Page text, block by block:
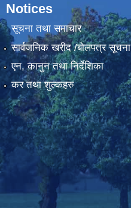
Notices
सूचना तथा समाचार
सार्वजनिक खरीद /बोलपत्र सूचना
एन, कानुन तथा निर्देशिका
कर तथा शुल्कहरु